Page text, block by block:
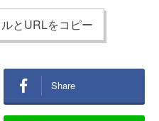
とURLをコピー
Share